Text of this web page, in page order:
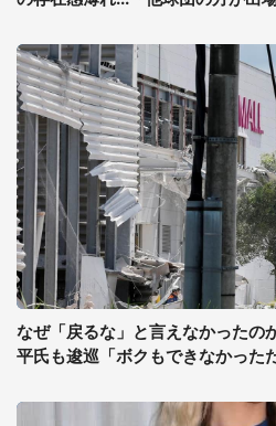
なぜ「戻るな」と言えなかったの
平氏も逡巡「ボクもできなかった